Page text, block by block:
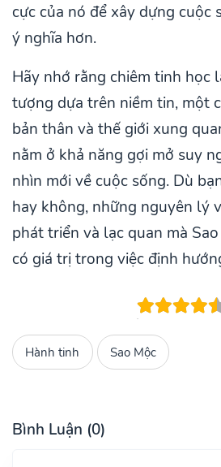
cực của nó để xây dựng cuộc
ý nghĩa hơn.
Hãy nhớ rằng chiêm tinh học
tượng dựa trên niềm tin, một
bản thân và thế giới xung
nằm ở khả năng gợi mở suy
nhìn mới về cuộc sống. Dù
hay không, những nguyên lý
phát triển và lạc quan mà
có giá trị trong việc định
Hành tinh Sao Mộc
Bình Luận (0)